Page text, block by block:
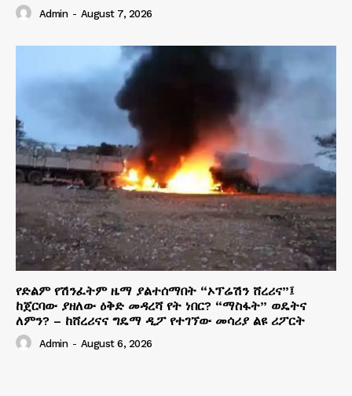
Admin - August 7, 2026
የድልም የሽንፈትም ዜማ ያልተሰማበት “ኦፕሬሽን ሸረሪና”፤
ከጀርባው ያዘለው ዕቅድ መዳረሻ የት ነበር? “ማስፋት” ወዴትና
ለምን? – ከሸረሪናና ግዴማ ዲፖ የተገኘው መሳሪያ ልዩ ሪፖርት
Admin - August 6, 2026